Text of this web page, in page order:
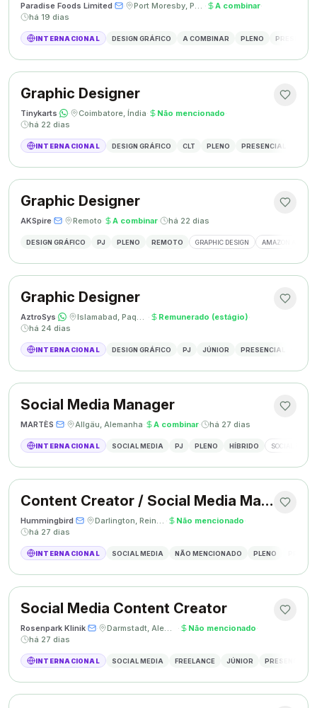
Paradise Foods Limited· · Port Moresby, Papua Nova Guiné · A combinar·
há 19 dias
INTERNACIONAL DESIGN GRÁFICO A COMBINAR PLENO
Graphic Designer
Tinykarts· · Coimbatore, Índia· Não mencionado·
há 22 dias
INTERNACIONAL DESIGN GRÁFICO CLT PLENO PRESENCIAL
Graphic Designer
AKSpire· · Remoto· A combinar· há 22 dias
DESIGN GRÁFICO PJ PLENO REMOTO GRAPHIC DESIGN AMAZON A+
Graphic Designer
AztroSys· · Islamabad, Paquistão · Remunerado (estágio)·
há 24 dias
INTERNACIONAL DESIGN GRÁFICO PJ JÚNIOR PRESENCIAL
Social Media Manager
MARTÈS· · Allgäu, Alemanha· A combinar· há 27 dias
INTERNACIONAL SOCIAL MEDIA PJ PLENO HÍBRIDO SOCIAL MEDIA
Content Creator / Social Media Manager
Hummingbird· · Darlington, Reino Unido · Não mencionado·
há 27 dias
INTERNACIONAL SOCIAL MEDIA NÃO MENCIONADO PLENO
Social Media Content Creator
Rosenpark Klinik· · Darmstadt, Alemanha · Não mencionado·
há 27 dias
INTERNACIONAL SOCIAL MEDIA FREELANCE JÚNIOR PRESENCIAL